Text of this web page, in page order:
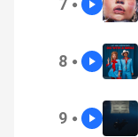
7 ●
8 ●
9 ●